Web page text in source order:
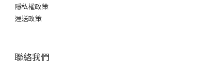
隱私權政策
運送政策
聯絡我們